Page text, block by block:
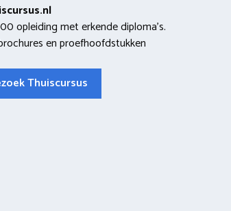
opleiding met erkende diploma’s.
en proefhoofdstukken
Thuiscursus